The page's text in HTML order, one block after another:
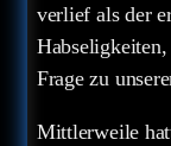
verlief als der
Frage zu
Mittlerweile